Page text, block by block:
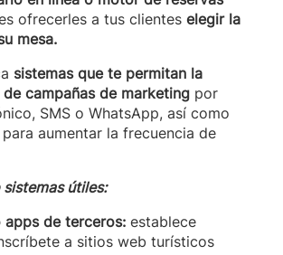
ofrecerles a tus clientes elegir la
mesa.
sistemas que te permitan la
campañas de marketing por
SMS o WhatsApp, así como
aumentar la frecuencia de
útiles:
apps de terceros: establece
a sitios web turísticos